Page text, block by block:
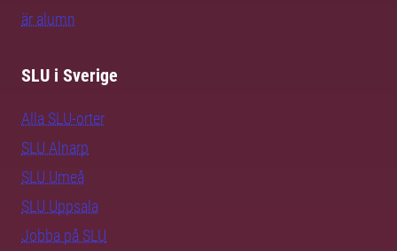
är alumn
SLU i Sverige
Alla SLU-orter
SLU Alnarp
SLU Umeå
SLU Uppsala
Jobba på SLU